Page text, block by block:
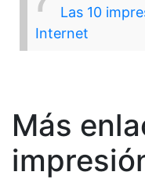
Las 10
Internet
Más